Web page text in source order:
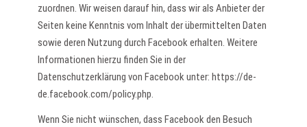
zuordnen. Wir weisen darauf hin, dass wir als Anbieter der
Seiten keine Kenntnis vom Inhalt der übermittelten Daten
sowie deren Nutzung durch Facebook erhalten. Weitere
Informationen hierzu finden Sie in der
Datenschutzerklärung von Facebook unter: https://de-
de.facebook.com/policy.php.
Wenn Sie nicht wünschen, dass Facebook den Besuch